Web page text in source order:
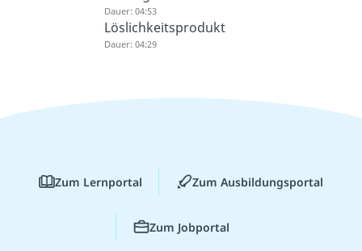
Dauer: 04:53
Löslichkeitsprodukt
Dauer: 04:29
Zum Lernportal Zum Ausbildungsportal
Zum Jobportal